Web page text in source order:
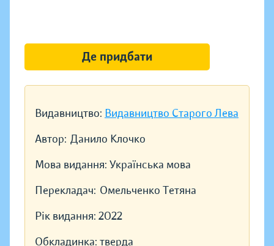
Видавництво: Видавництво Старого Лева
Автор: Данило Клочко
Мова видання: Українська мова
Перекладач: Омельченко Тетяна
Рік видання: 2022
Обкладинка: тверда
Де придбати